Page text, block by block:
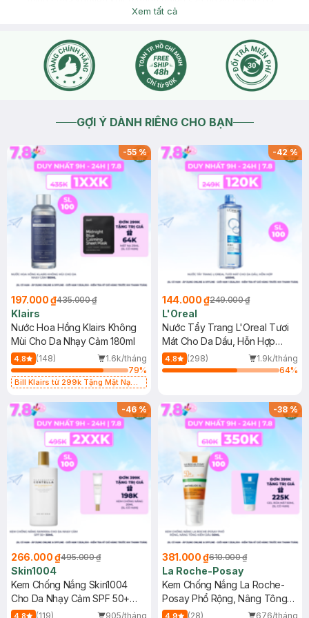
nhé, bạn chỉ cần tập trung làm sạch da bằng các sản phẩm
ngày, hạn chế thức khuya, ăn nhiều thực phẩm có chứa
vitamin C, uống nhiều nước,...
2026-07-30Thích
Xem tất cả
GỢI Ý DÀNH RIÊNG CHO BẠN
-55%
197.000 ₫435.000 ₫
Klairs
Nước Hoa Hồng Klairs Không
Mùi Cho Da Nhạy Cảm 180ml
4.8 (148)
1.6k/tháng
79%
Bill Klairs từ 299k Tặng Mặt Nạ
25ml (SL Có Hạn)
-42%
144.000 ₫249.000 ₫
L'Oreal
Nước Tẩy Trang L'Oreal Tươi
Mát Cho Da Dầu, Hỗn Hợp
400ml
4.8 (298)
1.9k/tháng
64%
-46%
266.000 ₫495.000 ₫
Skin1004
Kem Chống Nắng Skin1004
Cho Da Nhạy Cảm SPF 50+
50ml
4.8 (119) 905/tháng
-38%
381.000 ₫610.000 ₫
La Roche-Posay
Kem Chống Nắng La Roche-
Posay Phổ Rộng, Nâng Tông
Kiềm Dầu 50ml
4.9 (28) 676/tháng